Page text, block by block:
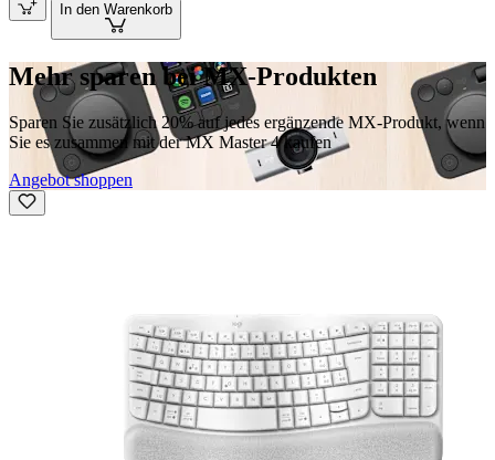
In den Warenkorb
Mehr sparen bei MX-Produkten
Sparen Sie zusätzlich 20% auf jedes ergänzende MX-Produkt, wenn
Sie es zusammen mit der MX Master 4 kaufen
Angebot shoppen